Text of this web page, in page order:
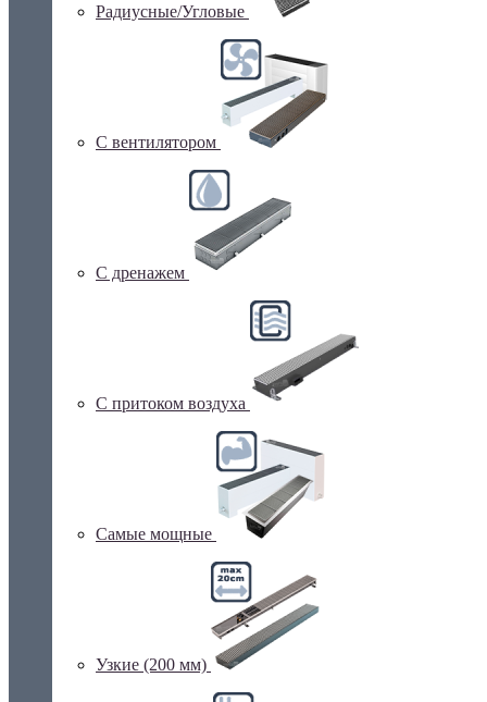
Радиусные/Угловые
С вентилятором
С дренажем
С притоком воздуха
Самые мощные
Узкие (200 мм)